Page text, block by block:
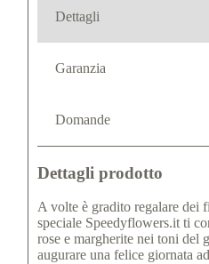
Dettagli
Garanzia
Domande
Dettagli prodotto
A volte è gradito regalare dei
speciale Speedyflowers.it ti
rose e margherite nei toni del
augurare una felice giornata